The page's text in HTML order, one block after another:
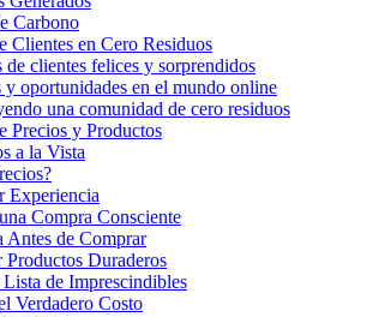
Carbono
Clientes en Cero Residuos
de clientes felices y sorprendidos
y oportunidades en el mundo online
una comunidad de cero residuos
Precios y Productos
a la Vista
Experiencia
Compra Consciente
Antes de Comprar
Productos Duraderos
de Imprescindibles
Verdadero Costo